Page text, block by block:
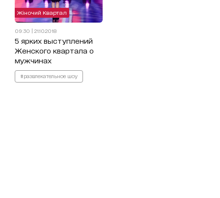
Жіночий Квартал
09:30 | 21.10.2018
5 ярких выступлений
Женского квартала о
мужчинах
#развлекательное шоу